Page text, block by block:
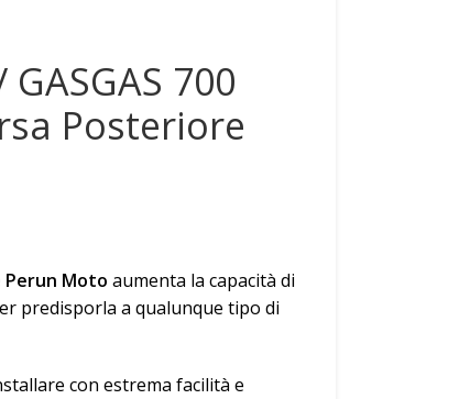
700
Posteriore
Moto aumenta la capacità di
predisporla a qualunque tipo di
con estrema facilità e